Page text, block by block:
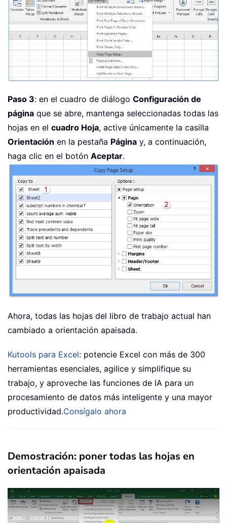
Paso 3: en el cuadro de diálogo Configuración de
página que se abre, mantenga seleccionadas todas las
hojas en el cuadro Hoja, active únicamente la casilla
Orientación en la pestaña Página y, a continuación,
haga clic en el botón Aceptar.
Ahora, todas las hojas del libro de trabajo actual han
cambiado a orientación apaisada.
Kutools para Excel: potencie Excel con más de 300
herramientas esenciales, agilice y simplifique su
trabajo, y aproveche las funciones de IA para un
procesamiento de datos más inteligente y una mayor
productividad.Consígalo ahora
Demostración: poner todas las hojas en
orientación apaisada